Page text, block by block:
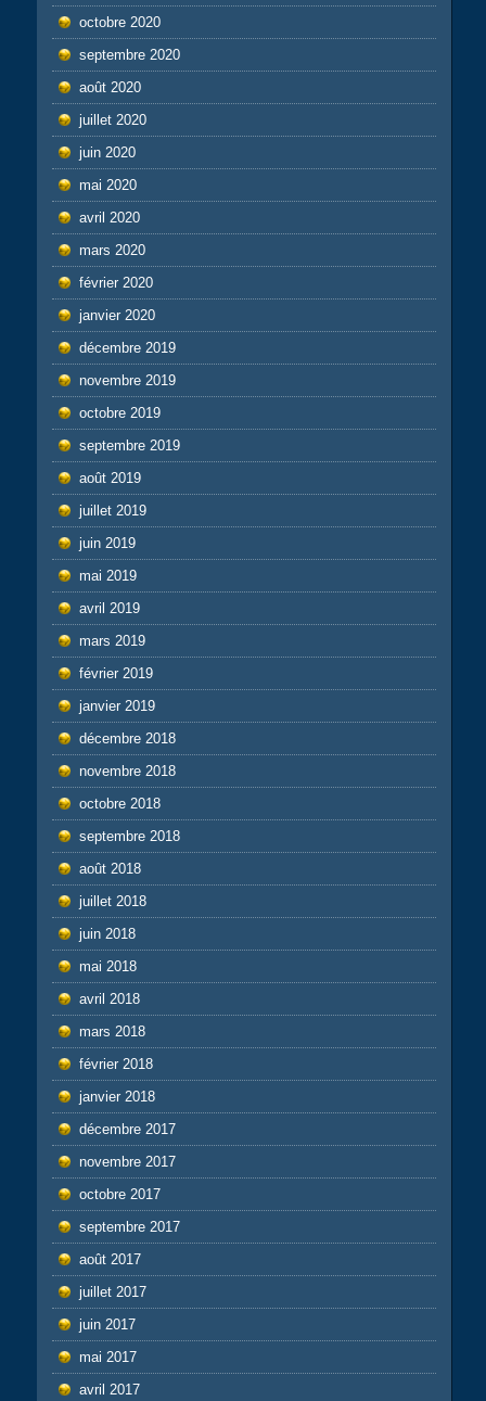
octobre 2020
septembre 2020
août 2020
juillet 2020
juin 2020
mai 2020
avril 2020
mars 2020
février 2020
janvier 2020
décembre 2019
novembre 2019
octobre 2019
septembre 2019
août 2019
juillet 2019
juin 2019
mai 2019
avril 2019
mars 2019
février 2019
janvier 2019
décembre 2018
novembre 2018
octobre 2018
septembre 2018
août 2018
juillet 2018
juin 2018
mai 2018
avril 2018
mars 2018
février 2018
janvier 2018
décembre 2017
novembre 2017
octobre 2017
septembre 2017
août 2017
juillet 2017
juin 2017
mai 2017
avril 2017